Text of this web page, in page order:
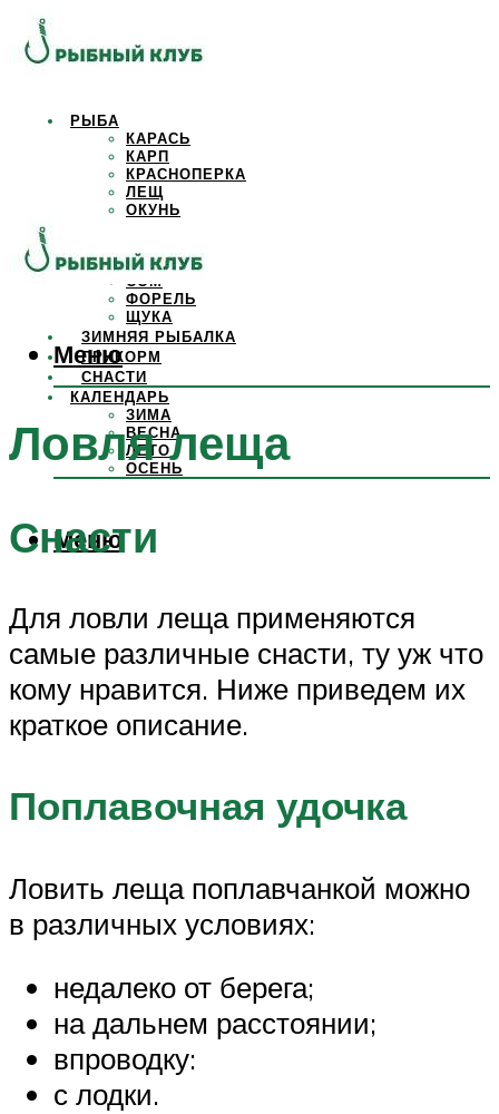
РЫБА
КАРАСЬ
КАРП
КРАСНОПЕРКА
ЛЕЩ
ОКУНЬ
САЗАН
СОМ
ФОРЕЛЬ
ЩУКА
ЗИМНЯЯ РЫБАЛКА
ПРИКОРМ
СНАСТИ
КАЛЕНДАРЬ
ЗИМА
ВЕСНА
ЛЕТО
ОСЕНЬ
Меню
Меню
Ловля леща
Снасти
Для ловли леща применяются
самые различные снасти, ту уж что
кому нравится. Ниже приведем их
краткое описание.
Поплавочная удочка
Ловить леща поплавчанкой можно
в различных условиях:
недалеко от берега;
на дальнем расстоянии;
впроводку:
с лодки.